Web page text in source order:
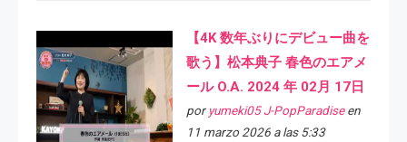
【4K 数年ぶりにデビュー曲を
歌う】松本典子 春色のエアメ
ール O.A. 2024 年 02月 17日
por yumeki05 J-PopParadiseen
11 marzo 2026 a las 5:33